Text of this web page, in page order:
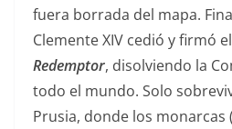
fuera borrada del mapa.
Clemente XIV cedió y firmó
Redemptor, disolviendo la
todo el mundo. Solo
Prusia, donde los monarcas